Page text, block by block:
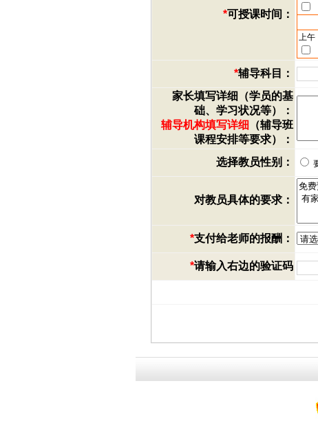
*可授课时间：
上午
*辅导科目：
家长填写详细（学员的基
础、学习状况等）：
辅导机构填写详细 （辅导班
课程安排等要求）：
选择教员性别：
对教员具体的要求：
*支付给老师的报酬：
*请输入右边的验证码